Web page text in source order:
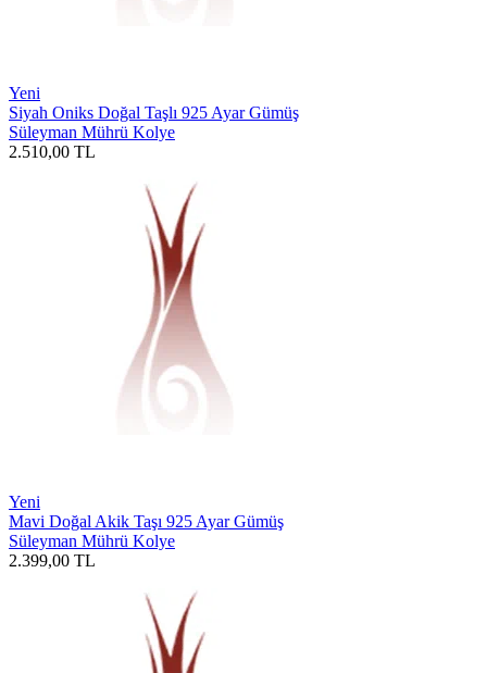
Yeni
Siyah Oniks Doğal Taşlı 925 Ayar Gümüş
Süleyman Mührü Kolye
2.510,00 TL
Yeni
Mavi Doğal Akik Taşı 925 Ayar Gümüş
Süleyman Mührü Kolye
2.399,00 TL